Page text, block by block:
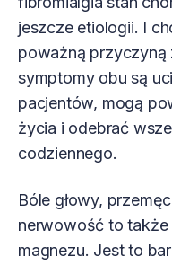
jeszcze etiologii. I
poważną przyczyną
symptomy obu są
pacjentów, mogą
życia i odebrać
codziennego.
Bóle głowy,
nerwowość to
magnezu. Jest to